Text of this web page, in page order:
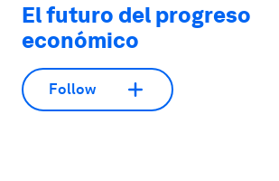
El futuro del progreso
económico
Follow